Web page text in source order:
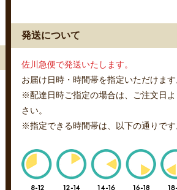
発送について
佐川急便で発送いたします。
お届け日時・時間帯を指定いただけます
※配達日時ご指定の場合は、ご注文日
さい。
※指定できる時間帯は、以下の通りです